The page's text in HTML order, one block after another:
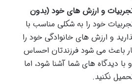
و ارزش های خود (بدون
خود را به شکلی مناسب با
و ارزش های خانوادگی خود را
باعث می شود فرزندتان احساس
با دیدگاه های شما آشنا شود، اما
نکنید.